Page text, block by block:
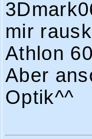
mir
Athlon
Aber
Optik^^